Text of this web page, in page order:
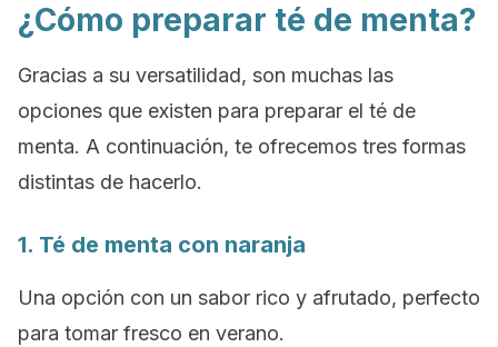
¿Cómo preparar té de menta?
Gracias a su versatilidad, son muchas las
opciones que existen para preparar el té de
menta. A continuación, te ofrecemos tres formas
distintas de hacerlo.
1. Té de menta con naranja
Una opción con un sabor rico y afrutado, perfecto
para tomar fresco en verano.